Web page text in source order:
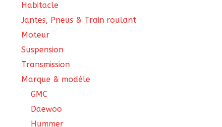
Habitacle
Jantes, Pneus & Train roulant
Moteur
Suspension
Transmission
Marque & modèle
GMC
Daewoo
Hummer